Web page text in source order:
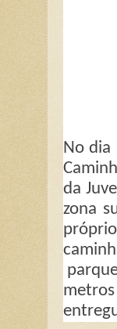
No dia
da
zona